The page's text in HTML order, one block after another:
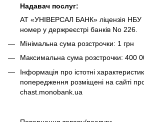
Надавач послуг:
АТ «УНІВЕРСАЛ БАНК» ліцензія НБУ
номер у держреєстрі банків No 226.
Мінімальна сума розстрочки: 1 грн
Максимальна сума розстрочки: 400
Інформація про істотні
попередження розміщені на сайті
chast.monobank.ua